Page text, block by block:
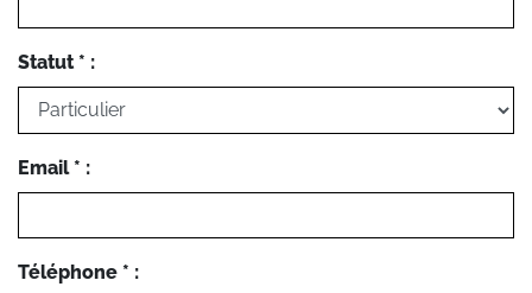
Statut * :
Email * :
Téléphone * :